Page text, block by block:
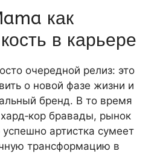
как
в карьере
очередной релиз: это
о новой фазе жизни и
бренд. В то время
бравады, рынок
успешно артистка сумеет
трансформацию в